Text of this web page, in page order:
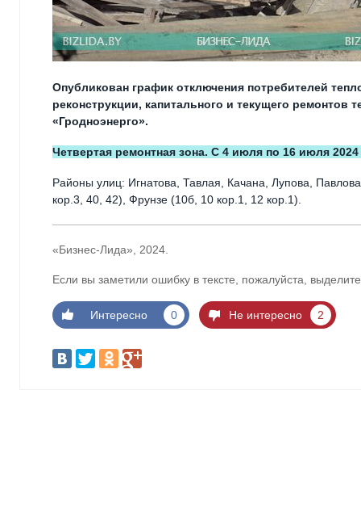
Опубликован график отключения потребителей
реконструкции, капитального и текущего ремонтов
«Гродноэнерго».
Четвертая ремонтная зона. С 4 июля по 16 июля
Районы улиц: Игнатова, Тавлая, Качана, Лупова,
кор.3, 40, 42), Фрунзе (10б, 10 кор.1, 12 кор.1).
«Бизнес-Лида», 2024.
Если вы заметили ошибку в тексте, пожалуйста,
Интересно 0 Не интересно 2